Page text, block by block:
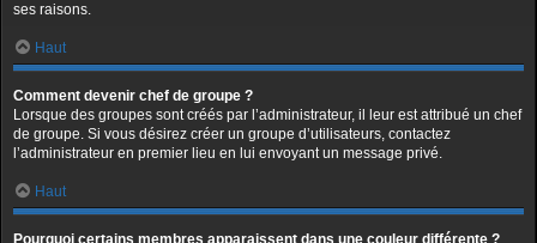
ses raisons.
Haut
Comment devenir chef de groupe ?
Lorsque des groupes sont créés par l’administrateur, il leur est attribué un chef
de groupe. Si vous désirez créer un groupe d’utilisateurs, contactez
l’administrateur en premier lieu en lui envoyant un message privé.
Haut
Pourquoi certains membres apparaissent dans une couleur différente ?